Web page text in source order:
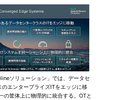
ソリューション」では、データセ
のエンタープライズITをエッジに移
の筐体上に物理的に統合する。OTと